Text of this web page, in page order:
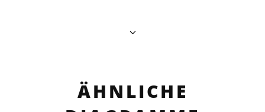
ÄHNLICHE